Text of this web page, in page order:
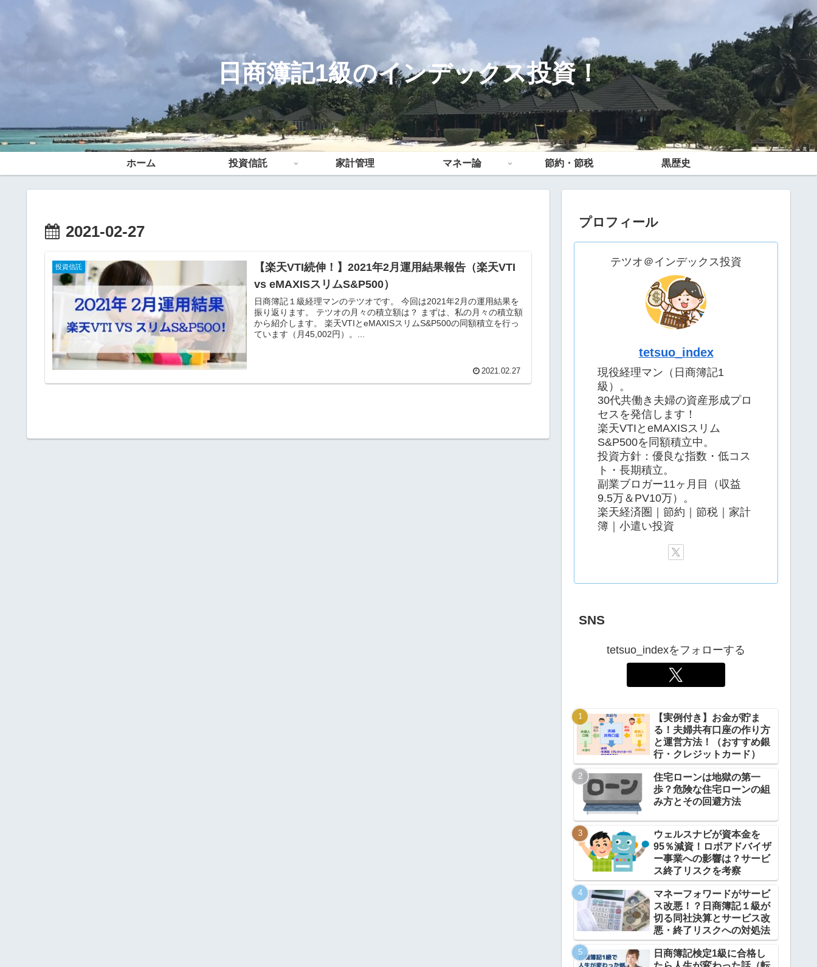
日商簿記1級のインデックス投資！
ホーム 投資信託 家計管理 マネー論 節約・節税 黒歴史
2021-02-27
投資信託
【楽天VTI続伸！】2021年2月運用結果報告（楽天VTI
vs eMAXISスリムS&P500）
日商簿記１級経理マンのテツオです。 今回は2021年2月の運用結果を
振り返ります。 テツオの月々の積立額は？ まずは、私の月々の積立額
から紹介します。 楽天VTIとeMAXISスリムS&P500の同額積立を行っ
ています（月45,002円）。...
2021.02.27
プロフィール
テツオ＠インデックス投資
tetsuo_index
現役経理マン（日商簿記1
級）。
30代共働き夫婦の資産形成プロ
セスを発信します！
楽天VTIとeMAXISスリム
S&P500を同額積立中。
投資方針：優良な指数・低コス
ト・長期積立。
副業ブロガー11ヶ月目（収益
9.5万＆PV10万）。
楽天経済圏｜節約｜節税｜家計
簿｜小遣い投資
SNS
tetsuo_indexをフォローする
【実例付き】お金が貯ま
る！夫婦共有口座の作り方
と運営方法！（おすすめ銀
行・クレジットカード）
住宅ローンは地獄の第一
歩？危険な住宅ローンの組
み方とその回避方法
ウェルスナビが資本金を
95％減資！ロボアドバイザ
ー事業への影響は？サービ
ス終了リスクを考察
マネーフォワードがサービ
ス改悪！？日商簿記１級が
切る同社決算とサービス改
悪・終了リスクへの対処法
日商簿記検定1級に合格し